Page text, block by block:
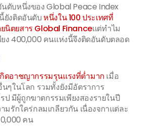
ดับหนึ่งของ Global Peace Index
ยังติดอันดับหนึ่งใน 100 ประเทศที่
นิตยสาร Global Financeแต่ทำไม
ง 400,000 คนแห่งนี้จึงติดอันดับตลอด
ดอาชญากรรมรุนแรงที่ต่ำมาก เมื่อ
นๆในโลก รวมทั้งยังมีอัตราการ
มีผู้ถูกฆาตกรรมเพียงสองรายในปี
มรักใคร่กลมเกลียวกัน เนื่องจกาแต่ละ
คน